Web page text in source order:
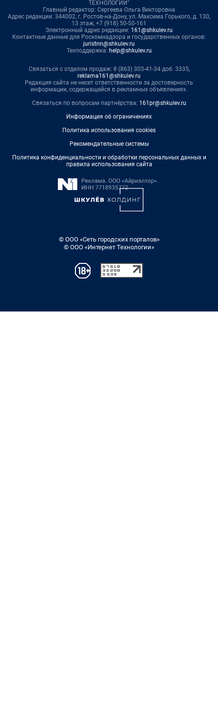
ТЕХНОЛОГИИ"
Главный редактор: Сергеева Ольга Викторовна
Адрес редакции: 344002, г. Ростов-на-Дону, ул. Максима Горького, д. 130,
13 этаж, +7 (918) 50-50-161
Электронный адрес редакции: 161@shkulev.ru
Контактные данные для Роскомнадзора и государственных органов:
juristnn@shkulev.ru
Техподдержка: help@shkulev.ru
Связаться с отделом продаж: 8 (863) 303-41-34 доб. 3335,
reklama161@shkulev.ru
Редакция сайта не несет ответственности за достоверность
информации, содержащейся в рекламных объявлениях.
Связаться по вопросам партнёрства: 161pr@shkulev.ru
Информация об ограничениях
Политика использования cookies
Рекомендательные системы
Политика конфиденциальности и обработки персональных данных и
правила использования сайта
© ООО «Сеть городских порталов»
© ООО «Интернет Технологии»